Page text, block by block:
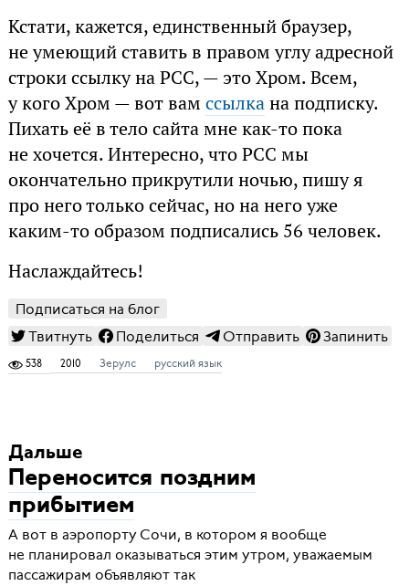
Кстати, кажется, единственный браузер,
не умеющий ставить в правом углу адресной
строки ссылку на РСС, — это Хром. Всем,
у кого Хром — вот вам ссылкана подписку.
Пихать её в тело сайта мне как-то пока
не хочется. Интересно, что РСС мы
окончательно прикрутили ночью, пишу я
про него только сейчас, но на него уже
каким-то образом подписались 56 человек.
Наслаждайтесь!
Подписаться на блог
Твитнуть
Поделиться Отправить Запинить
538 2010 Зерулс русский язык
Дальше
Переносится поздним
прибытием
А вот в аэропорту Сочи, в котором я вообще
не планировал оказываться этим утром, уважаемым
пассажирам объявляют так